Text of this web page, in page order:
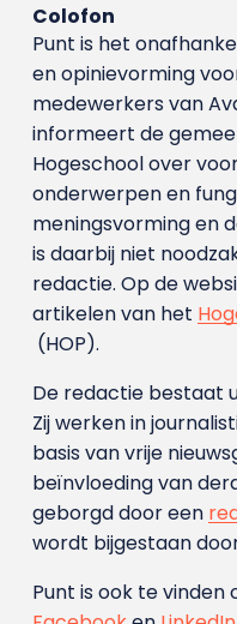
Colofon
Punt is het
en opinievorming
medewerkers van
informeert de
Hogeschool over
onderwerpen en
meningsvorming en
is daarbij niet
redactie. Op de
artikelen van het
(HOP).
De redactie bestaat
Zij werken in
basis van vrije
beïnvloeding van
geborgd door een
wordt bijgestaan
Punt is ook te vinden